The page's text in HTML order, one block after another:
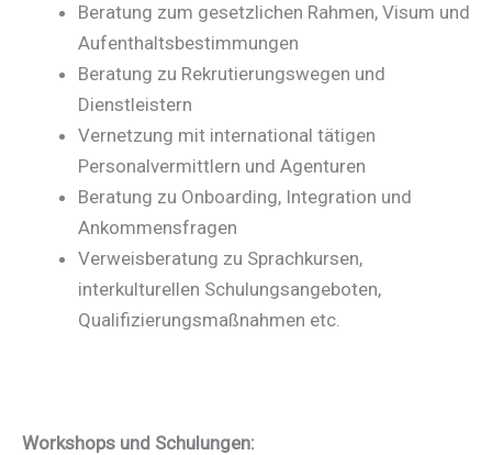
Beratung zum gesetzlichen Rahmen, Visum und
Aufenthaltsbestimmungen
Beratung zu Rekrutierungswegen und
Dienstleistern
Vernetzung mit international tätigen
Personalvermittlern und Agenturen
Beratung zu Onboarding, Integration und
Ankommensfragen
Verweisberatung zu Sprachkursen,
interkulturellen Schulungsangeboten,
Qualifizierungsmaßnahmen etc.
Workshops und Schulungen: